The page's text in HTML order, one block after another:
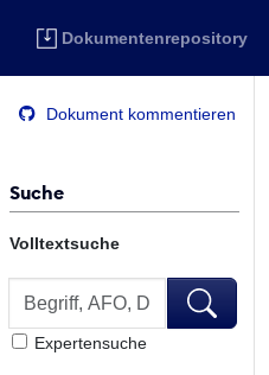
Dokumentenrepository
Dokument kommentieren
Suche
Volltextsuche
Expertensuche